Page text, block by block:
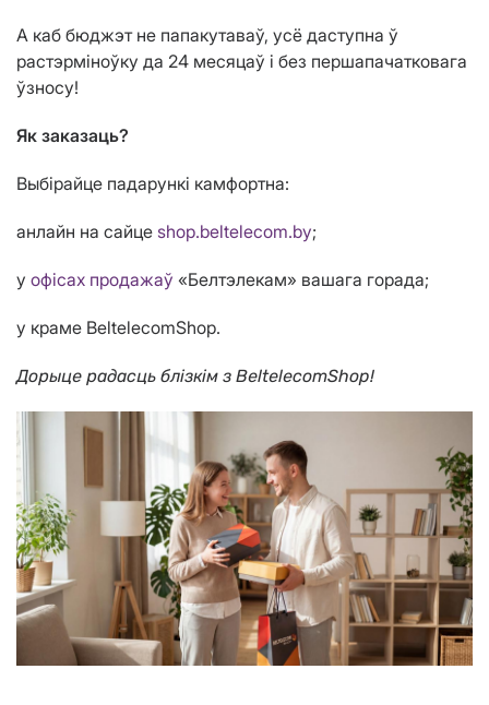
А каб бюджэт не папакутаваў, усё даступна ў
растэрміноўку да 24 месяцаў і без першапачатковага
ўзносу!
Як заказаць?
Выбірайце падарункі камфортна:
анлайн на сайце shop.beltelecom.by;
у офісах продажаў «Белтэлекам» вашага горада;
у краме BeltelecomShop.
Дорыце радасць блізкім з BeltelecomShop!